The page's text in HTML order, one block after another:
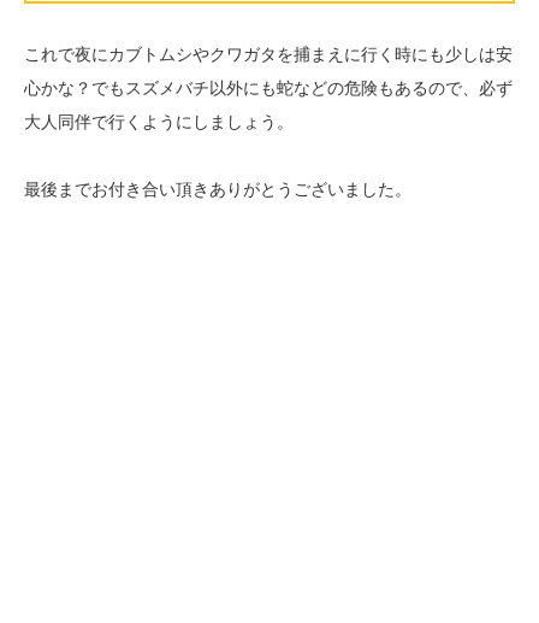
これで夜にカブトムシやクワガタを捕まえに行く時にも少しは安
心かな？でもスズメバチ以外にも蛇などの危険もあるので、必ず
大人同伴で行くようにしましょう。
最後までお付き合い頂きありがとうございました。